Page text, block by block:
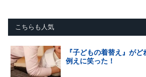
こちらも人気
『子どもの着替え』が
例えに笑った！